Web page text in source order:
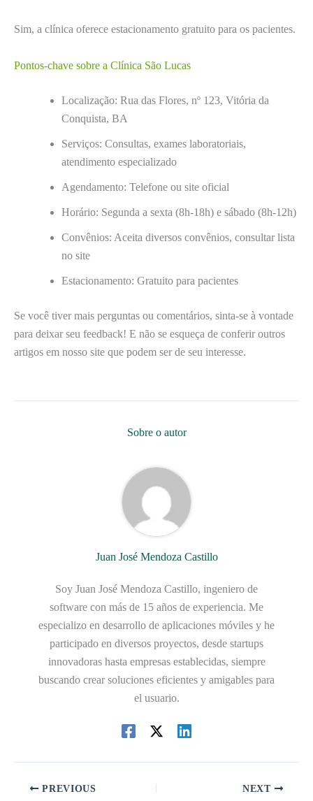
Sim, a clínica oferece estacionamento gratuito para os pacientes.
Pontos-chave sobre a Clínica São Lucas
Localização: Rua das Flores, nº 123, Vitória da
Conquista, BA
Serviços: Consultas, exames laboratoriais,
atendimento especializado
Agendamento: Telefone ou site oficial
Horário: Segunda a sexta (8h-18h) e sábado (8h-12h)
Convênios: Aceita diversos convênios, consultar lista
no site
Estacionamento: Gratuito para pacientes
Se você tiver mais perguntas ou comentários, sinta-se à vontade
para deixar seu feedback! E não se esqueça de conferir outros
artigos em nosso site que podem ser de seu interesse.
Sobre o autor
Juan José Mendoza Castillo
Soy Juan José Mendoza Castillo, ingeniero de
software con más de 15 años de experiencia. Me
especializo en desarrollo de aplicaciones móviles y he
participado en diversos proyectos, desde startups
innovadoras hasta empresas establecidas, siempre
buscando crear soluciones eficientes y amigables para
el usuario.
PREVIOUS NEXT